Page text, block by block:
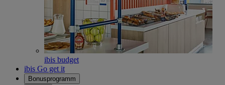
ibis budget
ibis Go get it
Bonusprogramm